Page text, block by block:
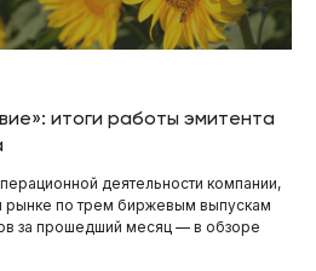
итоги работы эмитента
деятельности компании,
рынке по трем биржевым выпускам
за прошедший месяц — в обзоре